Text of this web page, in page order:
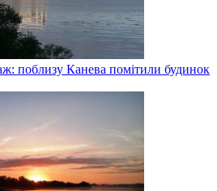
поблизу Канева помітили будинок